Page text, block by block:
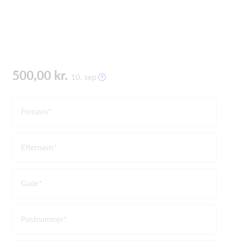
500,00 kr. 10. sep
Fornavn
Efternavn
Gade
Postnummer